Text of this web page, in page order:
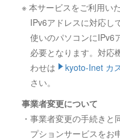
※ 本サービスをご利用い
IPv6アドレスに対応し
使いのパソコンにIPv6
必要となります。対応
わせは
kyoto-Inet カ
さい。
事業者変更について
・事業者変更の手続き
プションサービスをお